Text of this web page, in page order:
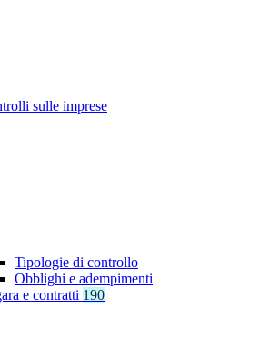
sulle imprese
Tipologie di controllo
Obblighi e adempimenti
e contratti 190